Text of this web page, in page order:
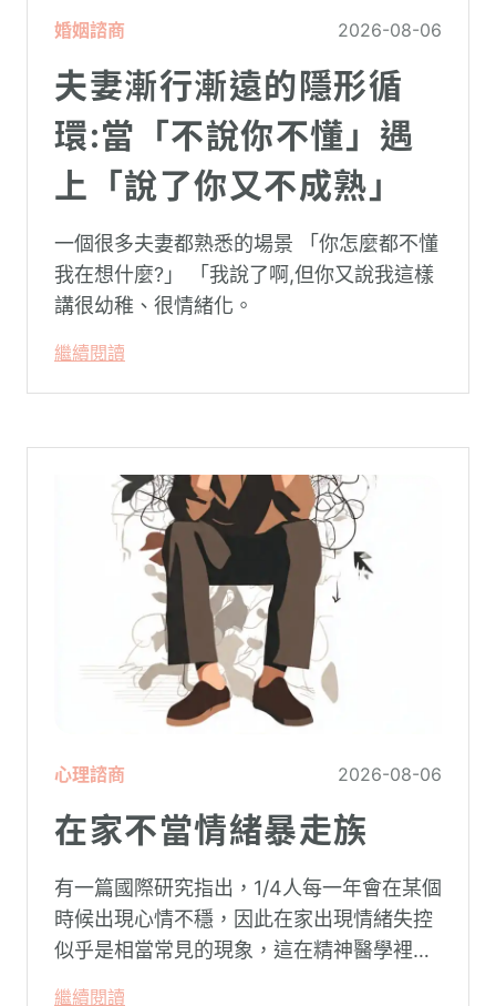
婚姻諮商 2026-08-06
夫妻漸行漸遠的隱形循
環:當「不說你不懂」遇
上「說了你又不成熟」
一個很多夫妻都熟悉的場景 「你怎麼都不懂
我在想什麼?」 「我說了啊,但你又說我這樣
講很幼稚、很情緒化。
繼續閱讀
心理諮商 2026-08-06
在家不當情緒暴走族
有一篇國際研究指出，1/4人每一年會在某個
時候出現心情不穩，因此在家出現情緒失控
似乎是相當常見的現象，這在精神醫學裡不
繼續閱讀